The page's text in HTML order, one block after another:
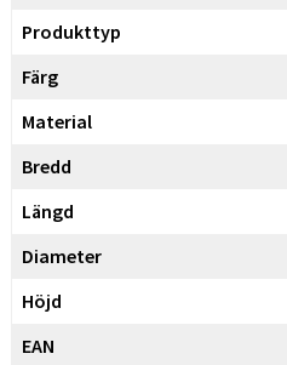
Produkttyp
Färg
Material
Bredd
Längd
Diameter
Höjd
EAN